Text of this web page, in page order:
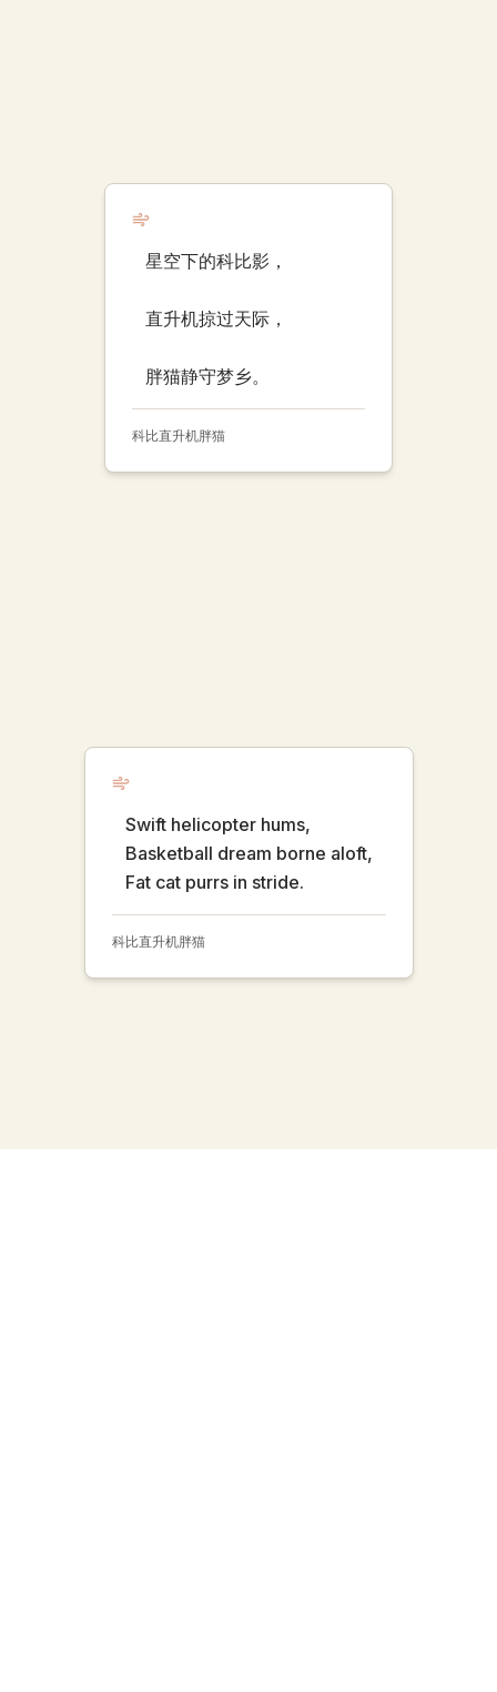
星空下的科比影，
直升机掠过天际，
胖猫静守梦乡。
科比直升机胖猫
Swift helicopter hums,
Basketball dream borne aloft,
Fat cat purrs in stride.
科比直升机胖猫